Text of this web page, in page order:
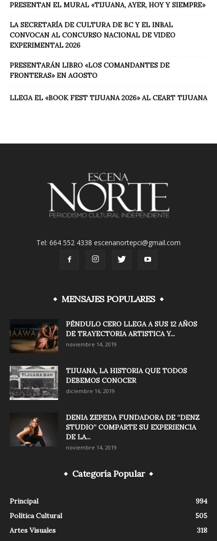
PRESENTAN EL MURAL «TIJUANA, AYER, HOY Y SIEMPRE»
LA SECRETARÍA DE CULTURA DE BC Y EL INBAL
CONVOCAN AL CONCURSO NACIONAL DE VIDEO
EXPERIMENTAL 2026
PRESENTARÁN LIBRO «LOS COMANDANTES DE
FRONTERAS» EN AGOSTO
LLEGA EL «BOOK FEST TIJUANA 2026» AL CEART TIJUANA
Tel: 664 552 4338 escenanortepci@gmail.com
MENSAJES POPULARES
PÉNDULO CERO LLEGA A SUS 12 AÑOS
DE TRAYECTORIA ARTISTICA Y...
noviembre 14, 2019
TIJUANA, LA HISTORIA QUE TODOS
DEBEMOS CONOCER
diciembre 16, 2019
DENIA ZEPEDA FUNDADORA DE “DENZ
STUDIO” COMPARTE SU EXPERIENCIA
DE LA...
noviembre 14, 2019
Categoría Popular
Principal
994
Política Cultural
505
Artes Visuales
318